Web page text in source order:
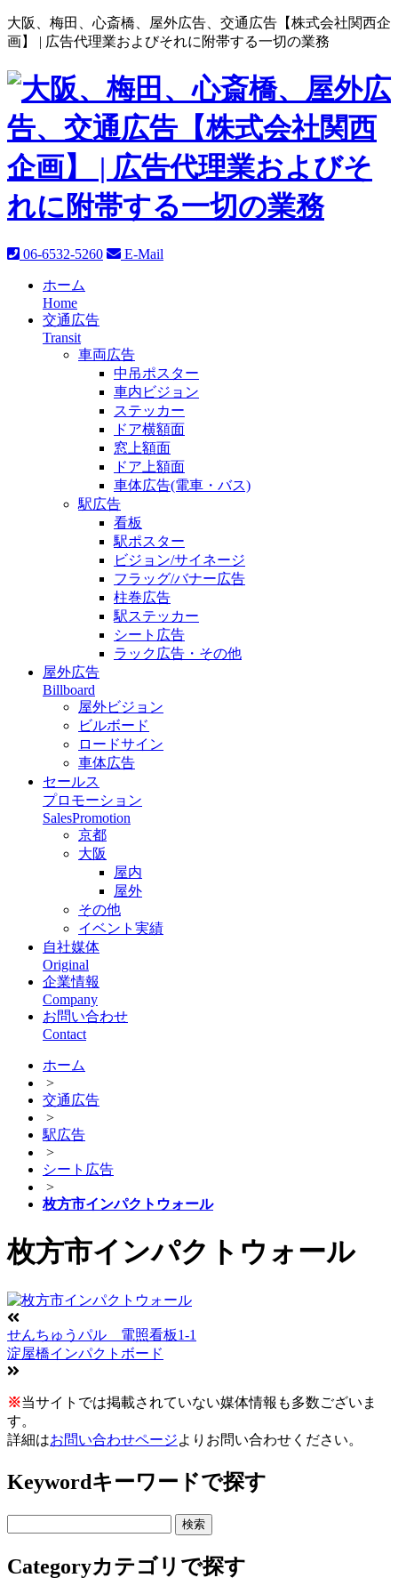
大阪、梅田、心斎橋、屋外広告、交通広告【株式会社関西企
画】 | 広告代理業およびそれに附帯する一切の業務
06-6532-5260 E-Mail
ホーム
Home
交通広告
Transit
車両広告
中吊ポスター
車内ビジョン
ステッカー
ドア横額面
窓上額面
ドア上額面
車体広告(電車・バス)
駅広告
看板
駅ポスター
ビジョン/サイネージ
フラッグ/バナー広告
柱巻広告
駅ステッカー
シート広告
ラック広告・その他
屋外広告
Billboard
屋外ビジョン
ビルボード
ロードサイン
車体広告
セールス
プロモーション
SalesPromotion
京都
大阪
屋内
屋外
その他
イベント実績
自社媒体
Original
企業情報
Company
お問い合わせ
Contact
ホーム
>
交通広告
>
駅広告
>
シート広告
>
枚方市インパクトウォール
枚方市インパクトウォール
せんちゅうパル 電照看板1-1
淀屋橋インパクトボード
※当サイトでは掲載されていない媒体情報も多数ございま
す。
詳細はお問い合わせページよりお問い合わせください。
Keywordキーワードで探す
Categoryカテゴリで探す